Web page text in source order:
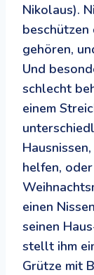
Nikolaus).
beschützen
gehören,
Und
schlecht
einem
helfen,
einen
seinen
stellt ihm
Grütze mit